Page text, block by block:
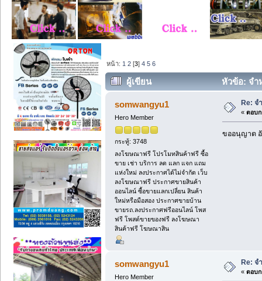
หน้า: 1 2 [3]4 5 6
ผู้เขียน หัวข้อ: จำ
somwangyu1
Hero Member
กระทู้: 3748
ลงโฆษณาฟรี โปรโมทสินค้าฟรี ซื้อ
ขาย เช่า บริการ ลด แลก แจก แถม
แห่งใหม่ ลงประกาศได้ไม่จำกัด เว็บ
ลงโฆษณาฟรี ประกาศขายสินค้า
ออนไลน์ ซื้อขายแลกเปลี่ยน สินค้า
ใหม่หรือมือสอง ประกาศขายบ้าน
ขายรถ.ลงประกาศฟรีออนไลน์ โพส
ฟรี โพสต์ขายของฟรี ลงโฆษณา
สินค้าฟรี โฆษณาสิน
Re: จ
« ตอบก
ขออนุญาต
somwangyu1
Hero Member
Re: จ
« ตอบก